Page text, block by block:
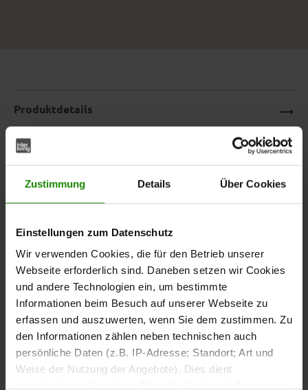
Zustimmung Details Über Cookies
Einstellungen zum Datenschutz
Wir verwenden Cookies, die für den Betrieb unserer
Webseite erforderlich sind. Daneben setzen wir Cookies
und andere Technologien ein, um bestimmte
Informationen beim Besuch auf unserer Webseite zu
erfassen und auszuwerten, wenn Sie dem zustimmen. Zu
den Informationen zählen neben technischen auch
persönliche Daten (z.B. IP-Adresse; Standort; Art und
Weise der Nutzung der Angebote). Dies dient
Stylische Hängelampe für dein
Zuhause – Interliving Leuchten
Serie 9350
Mit derHängelampeaus derInterliving Leuchten Serie
9350bringst du ein echtes Design-Statement in deinen
Wohnraum.DRei organisch geformte, matte Glas-
Lampenschirme in den Farbtönen Amber, Grün und
Rauchsorgen für ein lebendiges Lichtspiel, während der
Produktdetails
Downloads